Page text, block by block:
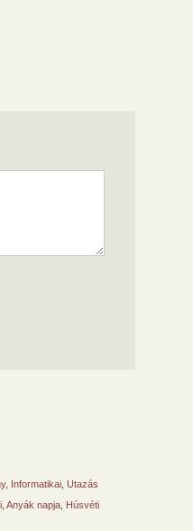
, Informatikai Utazás
Anyák napja Húsvéti